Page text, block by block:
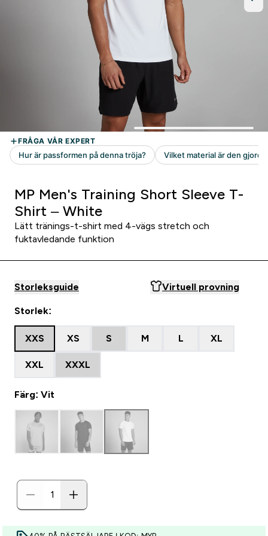
MP Men's Training Short Sleeve T-
Shirt – White
Lätt tränings-t-shirt med 4-vägs stretch och
fuktavledande funktion
Storleksguide Virtuell provning
Storlek:
XXS XS S M L XL
XXL XXXL
Färg: Vit